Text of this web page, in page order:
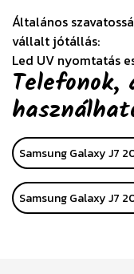
Általános
vállalt jótállás:
Led UV nyomtatás
Telefonok,
Samsung Galaxy J7
Samsung Galaxy J7